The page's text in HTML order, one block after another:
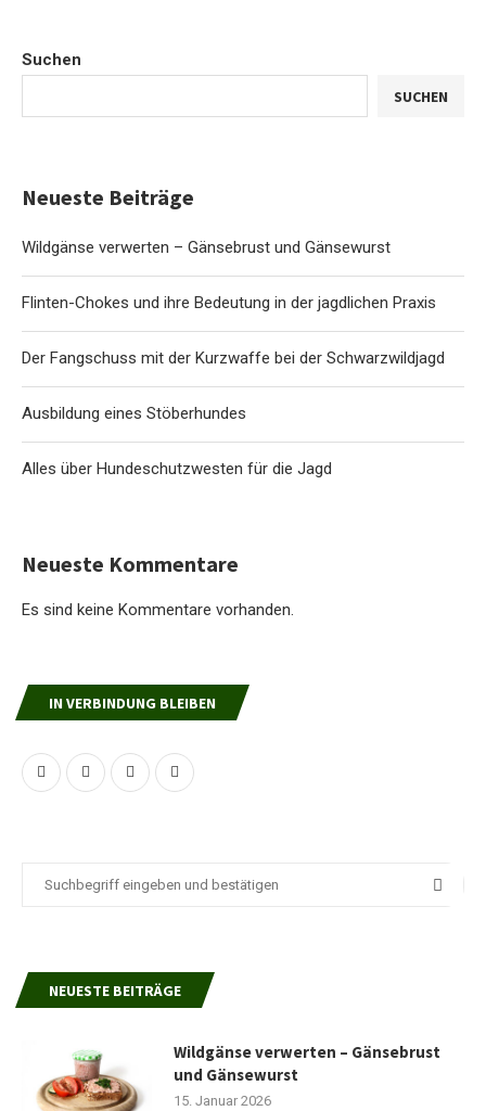
Suchen
SUCHEN
Neueste Beiträge
Wildgänse verwerten – Gänsebrust und Gänsewurst
Flinten-Chokes und ihre Bedeutung in der jagdlichen Praxis
Der Fangschuss mit der Kurzwaffe bei der Schwarzwildjagd
Ausbildung eines Stöberhundes
Alles über Hundeschutzwesten für die Jagd
Neueste Kommentare
Es sind keine Kommentare vorhanden.
IN VERBINDUNG BLEIBEN
NEUESTE BEITRÄGE
Wildgänse verwerten – Gänsebrust
und Gänsewurst
15. Januar 2026